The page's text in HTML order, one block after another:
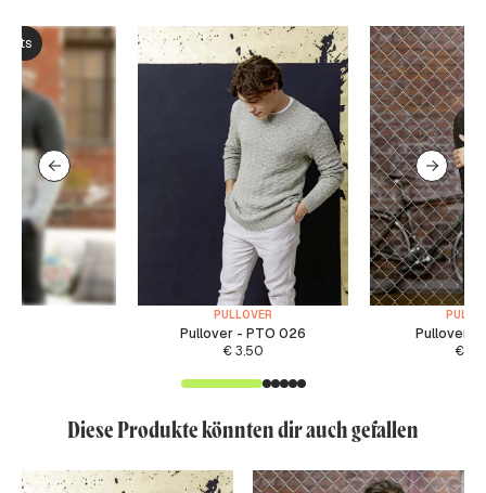
PULLOVER
Pullover - PTO 026
€3.50
Pullover -
€
Diese Produkte könnten dir auch gefallen